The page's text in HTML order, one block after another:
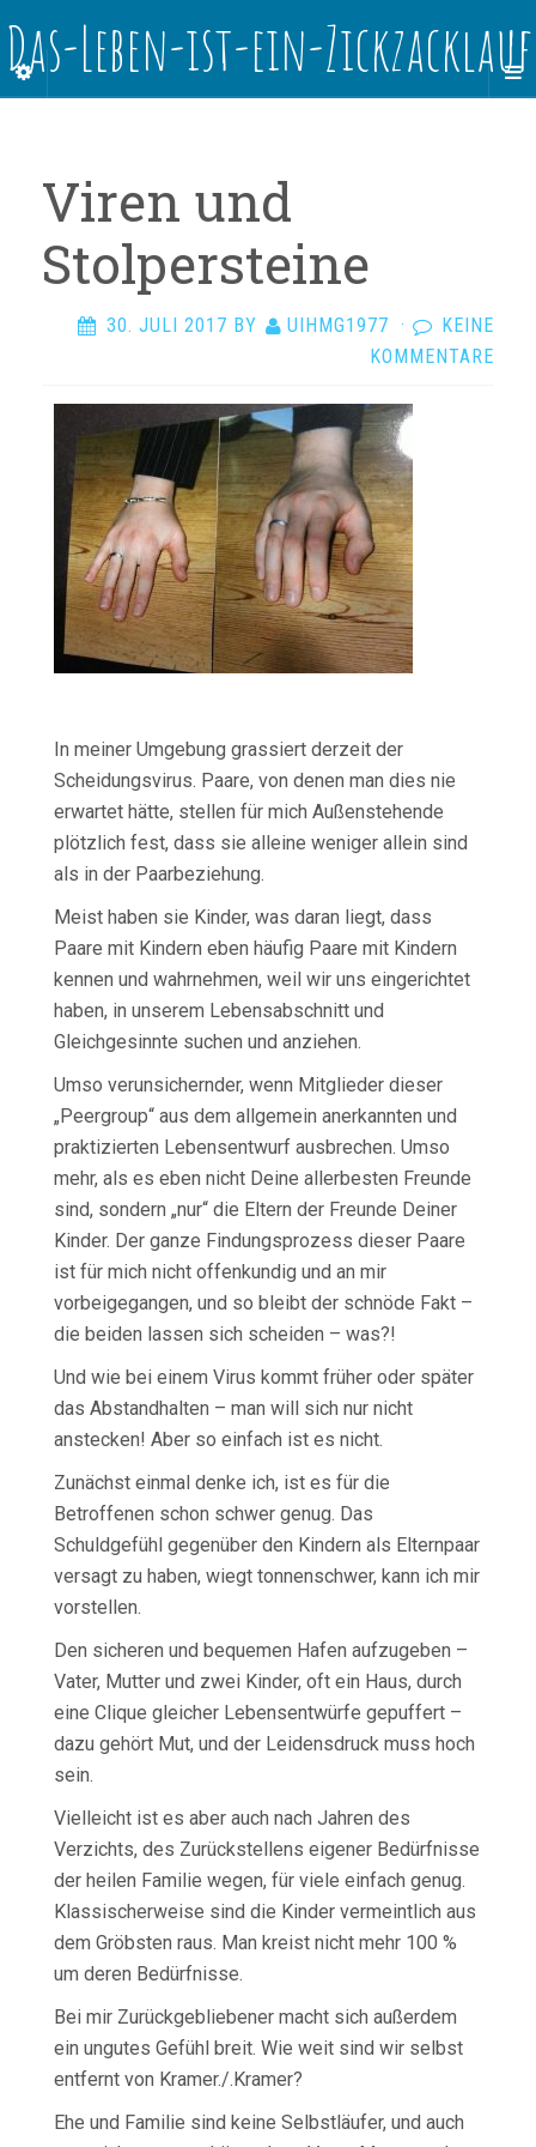
Das-Leben-ist-ein-Zickzacklauf
Viren und
Stolpersteine
30. JULI 2017 BY UIHMG1977 ·
KEINE
KOMMENTARE
In meiner Umgebung grassiert derzeit der
Scheidungsvirus. Paare, von denen man dies nie
erwartet hätte, stellen für mich Außenstehende
plötzlich fest, dass sie alleine weniger allein sind
als in der Paarbeziehung.
Meist haben sie Kinder, was daran liegt, dass
Paare mit Kindern eben häufig Paare mit Kindern
kennen und wahrnehmen, weil wir uns eingerichtet
haben, in unserem Lebensabschnitt und
Gleichgesinnte suchen und anziehen.
Umso verunsichernder, wenn Mitglieder dieser
„Peergroup“ aus dem allgemein anerkannten und
praktizierten Lebensentwurf ausbrechen. Umso
mehr, als es eben nicht Deine allerbesten Freunde
sind, sondern „nur“ die Eltern der Freunde Deiner
Kinder. Der ganze Findungsprozess dieser Paare
ist für mich nicht offenkundig und an mir
vorbeigegangen, und so bleibt der schnöde Fakt –
die beiden lassen sich scheiden – was?!
Und wie bei einem Virus kommt früher oder später
das Abstandhalten – man will sich nur nicht
anstecken! Aber so einfach ist es nicht.
Zunächst einmal denke ich, ist es für die
Betroffenen schon schwer genug. Das
Schuldgefühl gegenüber den Kindern als Elternpaar
versagt zu haben, wiegt tonnenschwer, kann ich mir
vorstellen.
Den sicheren und bequemen Hafen aufzugeben –
Vater, Mutter und zwei Kinder, oft ein Haus, durch
eine Clique gleicher Lebensentwürfe gepuffert –
dazu gehört Mut, und der Leidensdruck muss hoch
sein.
Vielleicht ist es aber auch nach Jahren des
Verzichts, des Zurückstellens eigener Bedürfnisse
der heilen Familie wegen, für viele einfach genug.
Klassischerweise sind die Kinder vermeintlich aus
dem Gröbsten raus. Man kreist nicht mehr 100 %
um deren Bedürfnisse.
Bei mir Zurückgebliebener macht sich außerdem
ein ungutes Gefühl breit. Wie weit sind wir selbst
entfernt von Kramer./.Kramer?
Ehe und Familie sind keine Selbstläufer, und auch